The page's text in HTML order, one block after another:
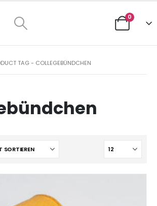
0
TAG - COLLEGEBÜNDCHEN